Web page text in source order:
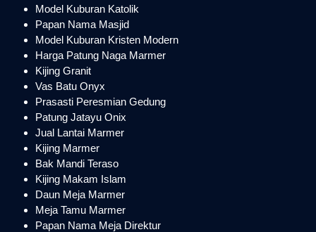
Model Kuburan Katolik
Papan Nama Masjid
Model Kuburan Kristen Modern
Harga Patung Naga Marmer
Kijing Granit
Vas Batu Onyx
Prasasti Peresmian Gedung
Patung Jatayu Onix
Jual Lantai Marmer
Kijing Marmer
Bak Mandi Teraso
Kijing Makam Islam
Daun Meja Marmer
Meja Tamu Marmer
Papan Nama Meja Direktur